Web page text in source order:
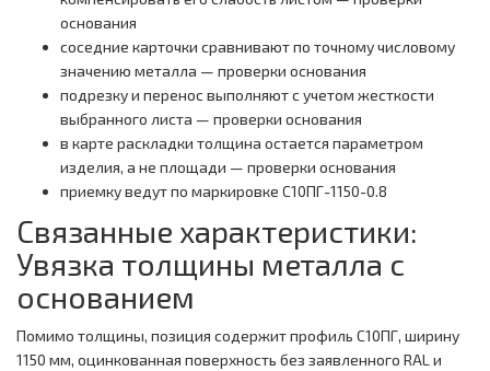
основания
соседние карточки сравнивают по точному числовому
значению металла — проверки основания
подрезку и перенос выполняют с учетом жесткости
выбранного листа — проверки основания
в карте раскладки толщина остается параметром
изделия, а не площади — проверки основания
приемку ведут по маркировке С10ПГ-1150-0.8
Связанные характеристики:
Увязка толщины металла с
основанием
Помимо толщины, позиция содержит профиль С10ПГ, ширину
1150 мм, оцинкованная поверхность без заявленного RAL и